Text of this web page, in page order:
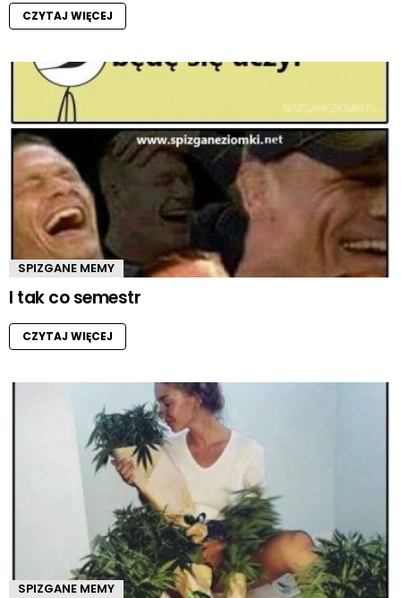
CZYTAJ WIĘCEJ
SPIZGANE MEMY
I tak co semestr
CZYTAJ WIĘCEJ
SPIZGANE MEMY